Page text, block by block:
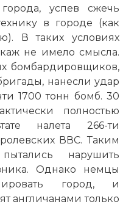
успев сжечь
в городе (как
В таких условиях
не имело смысла.
бомбардировщиков,
нанесли удар
1700 тонн бомб. 30
полностью
налета 266-ти
ВВС. Таким
нарушить
Однако немцы
город, и
англичанами только